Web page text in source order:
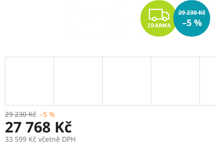
Z
D
A
ZDARMA
29 230 Kč
–5 %
29 230 Kč –5 %
27 768 Kč
33 599 Kč včetně DPH